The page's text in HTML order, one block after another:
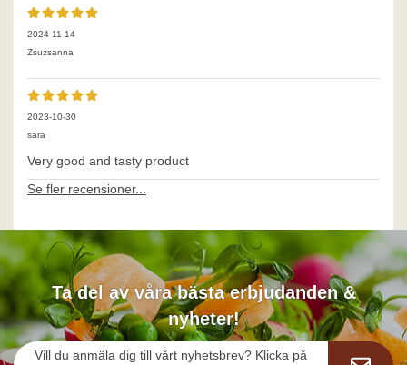
2024-11-14
Zsuzsanna
2023-10-30
sara
Very good and tasty product
Se fler recensioner...
Ta del av våra bästa erbjudanden &
nyheter!
Vill du anmäla dig till vårt nyhetsbrev? Klicka på